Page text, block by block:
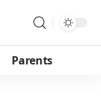
Parents